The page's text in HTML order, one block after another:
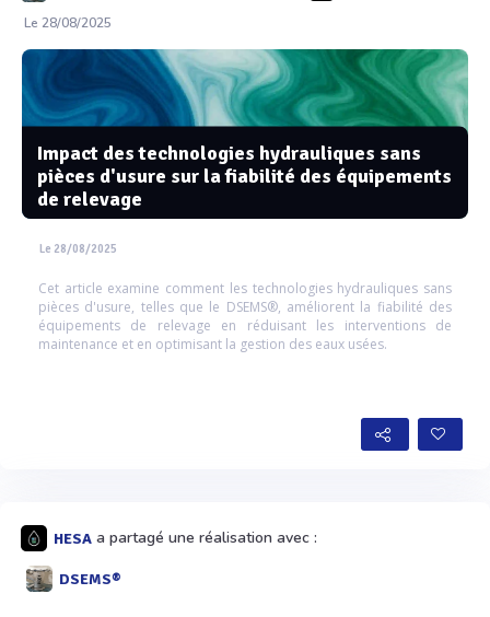
Le 28/08/2025
Impact des technologies hydrauliques sans
pièces d'usure sur la fiabilité des équipements
de relevage
Le 28/08/2025
Cet article examine comment les technologies hydrauliques sans
pièces d'usure, telles que le DSEMS®, améliorent la fiabilité des
équipements de relevage en réduisant les interventions de
maintenance et en optimisant la gestion des eaux usées.
HESA a partagé une réalisation avec :
DSEMS®